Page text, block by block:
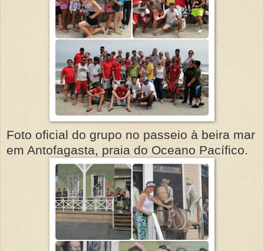
Foto oficial do grupo no passeio à beira mar
em Antofagasta, praia do Oceano Pacífico.